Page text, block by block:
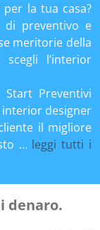
la tua casa?
preventivo e
meritorie della
l’interior
Preventivi
designer
il migliore
… leggi tutti i
denaro.